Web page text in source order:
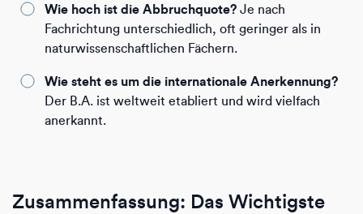
Wie hoch ist die Abbruchquote? Je nach
Fachrichtung unterschiedlich, oft geringer als in
naturwissenschaftlichen Fächern.
Wie steht es um die internationale Anerkennung?
Der B.A. ist weltweit etabliert und wird vielfach
anerkannt.
Zusammenfassung: Das Wichtigste